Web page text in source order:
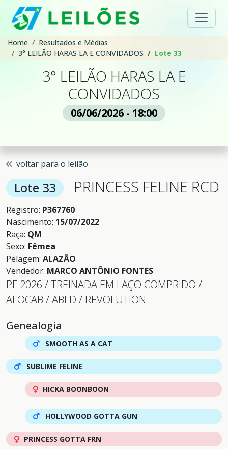
Home
Resultados e Médias
3° LEILÃO HARAS LA E CONVIDADOS
Lote 33
3° LEILÃO HARAS LA E
CONVIDADOS
06/06/2026 - 18:00
voltar para o leilão
Lote 33 PRINCESS FELINE RCD
Registro: P367760
Nascimento: 15/07/2022
Raça: QM
Sexo: Fêmea
Pelagem: ALAZÃO
Vendedor: MARCO ANTÔNIO FONTES
PF 2026 / TREINADA EM LAÇO COMPRIDO /
AFOCAB / ABLD / REVOLUTION
Genealogia
SMOOTH AS A CAT
SUBLIME FELINE
HICKA BOONBOON
HOLLYWOOD GOTTA GUN
PRINCESS GOTTA FRN